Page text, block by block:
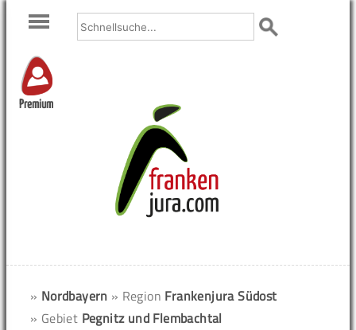
Premium
» Nordbayern » Region Frankenjura Südost
» Gebiet Pegnitz und Flembachtal